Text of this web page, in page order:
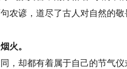
农谚，道尽了古人对自然的
火。
却都有着属于自己的节气仪